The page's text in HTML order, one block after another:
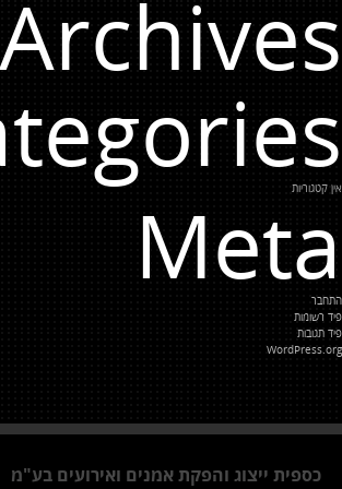
Archives
אין קטגוריות
Meta
התחבר
פיד רשומות
פיד תגובות
WordPress.org
כספית ייצוג והפקת אמנים ואירועים בע"מ